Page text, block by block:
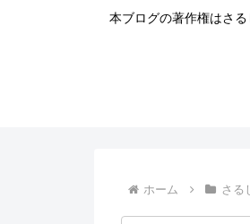
本ブログの著作権はさ
ホーム さる